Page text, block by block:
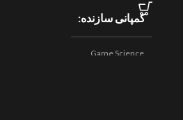
کمپانی سازنده
Game Science